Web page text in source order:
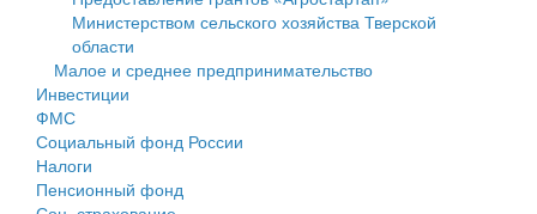
Социальная защита
Фотоальбом
Муниципальные услуги
Проекты административных регламентов
Антимонопольный комплаенс
Противодействие коррупции
Информационная поддержка субъектов малого и
среднего предпринимательства
Муниципальные программы
Контрольно-счетная палата
Министерством сельского хозяйства Тверской
области
Малое и среднее предпринимательство
Инвестиции
ФМС
Социальный фонд России
Налоги
Пенсионный фонд